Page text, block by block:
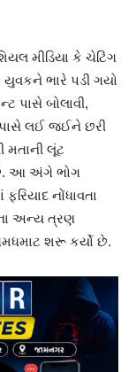
મીડિયા કે ચેટિંગ
ભારે પડી ગયો
પાસે બોલાવી,
પાસે લઈ જઈને છરી
મતાની લૂંટ
છે. આ અંગે ભોગ
નોંધાવતા
અન્ય ત્રણ
શરૂ કર્યો છે.